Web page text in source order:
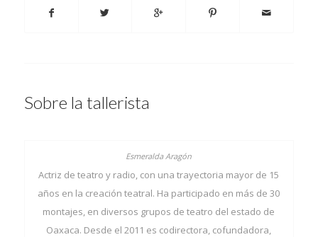
Sobre la tallerista
Actriz de teatro y radio, con una trayectoria mayor de 15
años en la creación teatral. Ha participado en más de 30
montajes, en diversos grupos de teatro del estado de
Oaxaca. Desde el 2011 es codirectora, cofundadora,